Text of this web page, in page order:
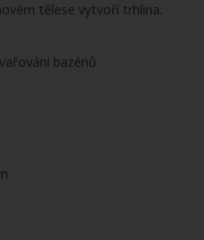
tělese vytvoří trhlina.
bazénů